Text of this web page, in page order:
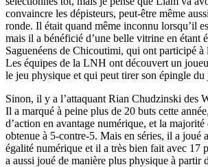
convaincre les dépisteurs, peut-être même
ronde. Il était quand même inconnu lorsqu’il
mais il a bénéficié d’une belle vitrine en étant
Saguenéens de Chicoutimi, qui ont participé
Les équipes de la LNH ont découvert un
le jeu physique et qui peut tirer son épingle
Sinon, il y a l’attaquant Rian Chudzinski des
Il a marqué à peine plus de 20 buts cette
d’action en avantage numérique, et la
obtenue à 5-contre-5. Mais en séries, il a joué
égalité numérique et il a très bien fait avec 17
a aussi joué de manière plus physique à partir